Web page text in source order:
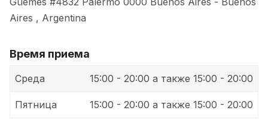
Aires , Argentina
Время приема
Среда 15:00 - 20:00 а также 15:00 - 20:00
Пятница 15:00 - 20:00 а также 15:00 - 20:00